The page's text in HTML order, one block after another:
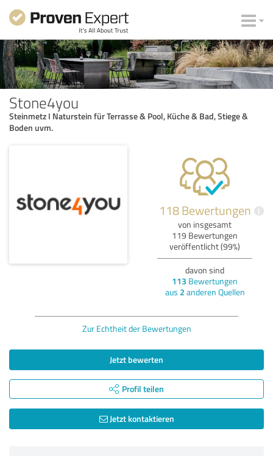
Stone4you
Steinmetz I Naturstein für Terrasse & Pool, Küche & Bad, Stiege &
Boden uvm.
118 Bewertungen i
von insgesamt
119 Bewertungen
veröffentlicht (99%)
davon sind
113 Bewertungen
aus 2 anderen Quellen
Zur Echtheit der Bewertungen
Jetzt bewerten
Profil teilen
Jetzt kontaktieren